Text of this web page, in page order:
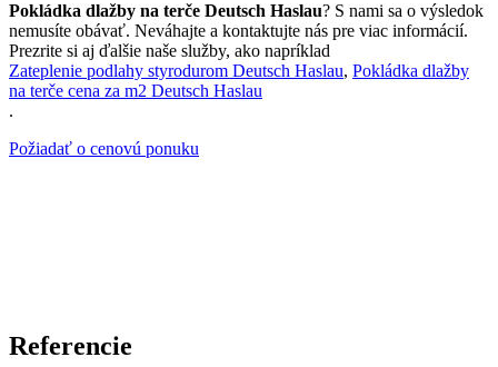
Pokládka dlažby na terče Deutsch Haslau? S nami sa o výsledok
nemusíte obávať. Neváhajte a kontaktujte nás pre viac informácií.
Prezrite si aj ďalšie naše služby, ako napríklad
Zateplenie podlahy styrodurom Deutsch Haslau, Pokládka dlažby
na terče cena za m2 Deutsch Haslau
.
Požiadať o cenovú ponuku
Referencie